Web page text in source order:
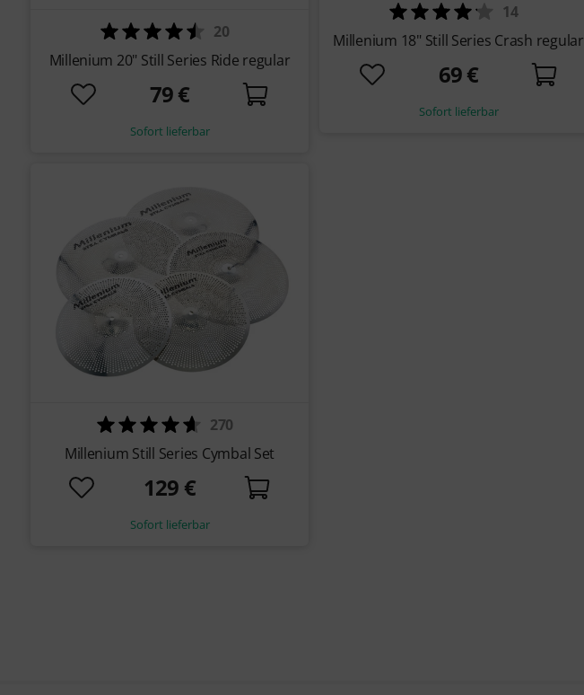
20
Millenium 20" Still Series Ride regular
79 €
Sofort lieferbar
14
Millenium 18" Still Series Crash regular
69 €
Sofort lieferbar
270
Millenium Still Series Cymbal Set
129 €
Sofort lieferbar